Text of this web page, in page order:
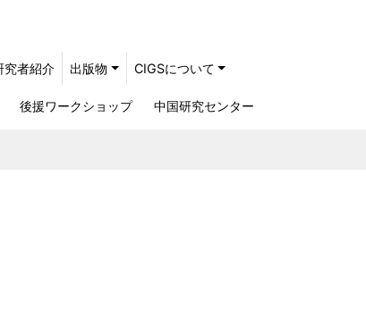
究者紹介 出版物 CIGSについて
後援ワークショップ 中国研究センター